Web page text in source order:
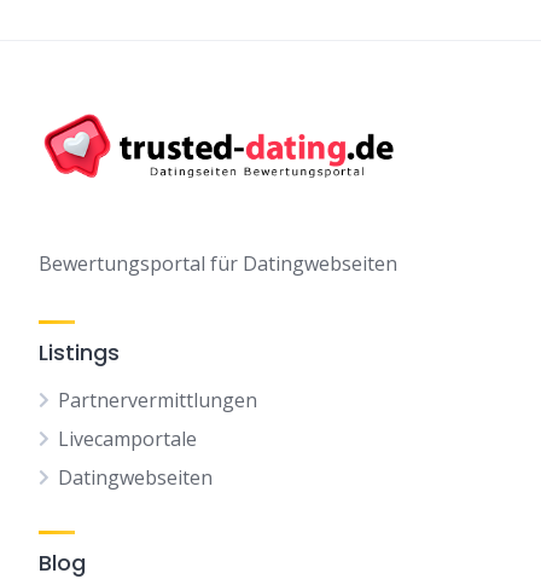
Bewertungsportal für Datingwebseiten
Listings
Partnervermittlungen
Livecamportale
Datingwebseiten
Blog